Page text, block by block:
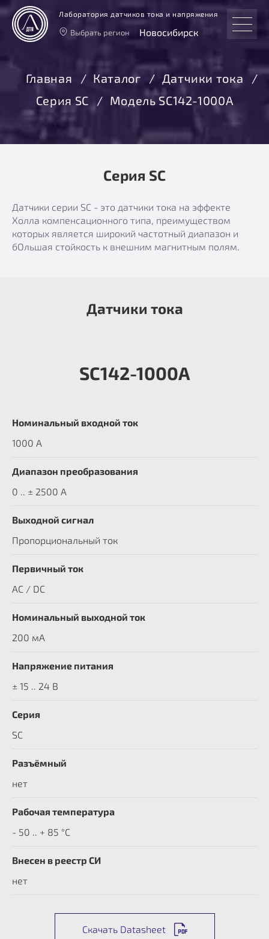
Лаборатория датчиков тока и напряжения
Выбрать регион Новосибирск
Москва
Санкт-Петербург
Екатеринбург
Новосибирск
Главная Каталог
Датчики тока
Серия SC
Модель SC142-1000A
Серия SC
Датчики серии SC - это датчики тока на эффекте
Холла компенсационного типа, преимуществом
которых является широкий частотный диапазон и
бОльшая стойкость к внешним магнитным полям.
Датчики тока
SC142-1000A
Номинальный входной ток
1000 A
Диапазон преобразования
0 .. ± 2500 А
Выходной сигнал
Пропорциональный ток
Первичный ток
AC / DC
Номинальный выходной ток
200 мА
Напряжение питания
± 15 .. 24 В
Серия
SC
Разъёмный
нет
Рабочая температура
- 50 .. + 85 °C
Внесен в реестр СИ
нет
Скачать Datasheet